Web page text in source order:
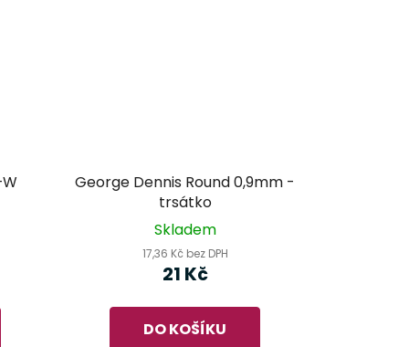
George Dennis Round 0,9mm -
trsátko
Skladem
17,36 Kč bez DPH
21 Kč
DO KOŠÍKU